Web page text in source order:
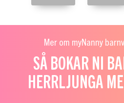
Mer om myNanny
SÅ BOKAR NI
HERRLJUNGA